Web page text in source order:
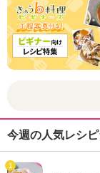
今週の人気レシ
1